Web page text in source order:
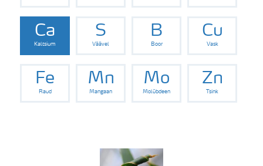
Väetamisprogrammid
Ca
Kaltsium
S
Väävel
B
Boor
Cu
Vask
Fe
Raud
Mn
Mangaan
Mo
Molübdeen
Zn
Tsink